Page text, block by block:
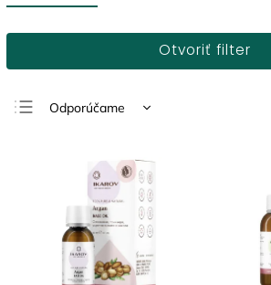
Otvoriť filter
Odporúčame
Najdrahšie
Najpredávanejšie
Abecedne